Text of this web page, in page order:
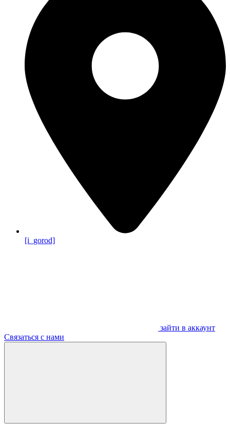
[i_gorod]
зайти в аккаунт
Связаться с нами